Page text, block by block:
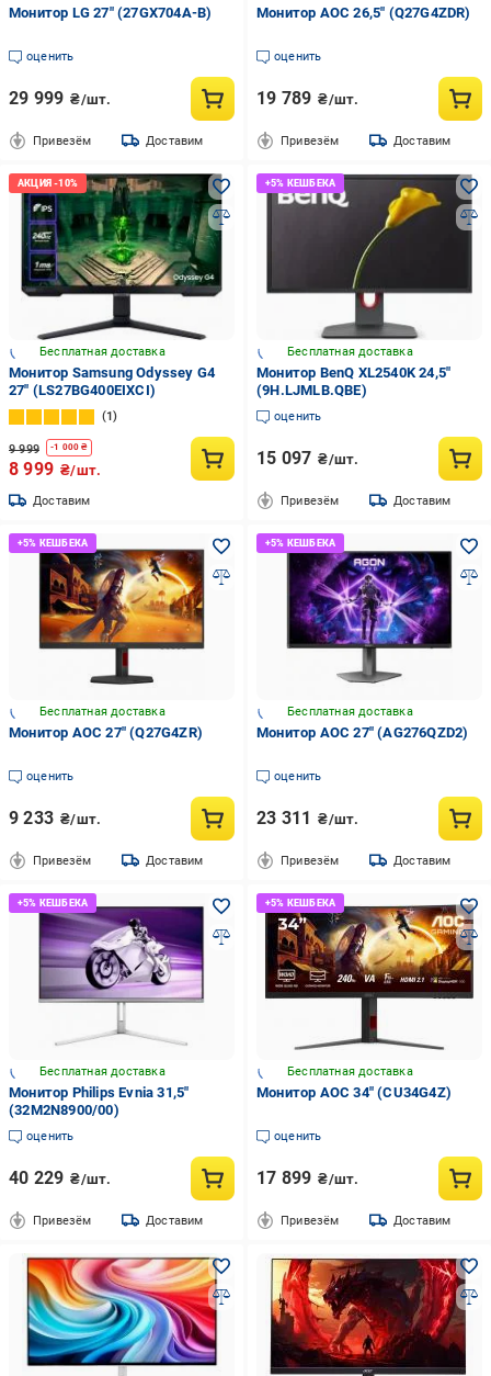
Монитор LG 27" (27GX704A-B)
оценить
29 999 ₴/шт.
Привезём Доставим
Монитор AOC 26,5" (Q27G4ZDR)
оценить
19 789 ₴/шт.
Привезём Доставим
Бесплатная доставка
Монитор Samsung Odyssey G4
27" (LS27BG400EIXCI)
1
9 999 -1 000 ₴
8 999 ₴/шт.
Доставим
Бесплатная доставка
Монитор BenQ XL2540K 24,5"
(9H.LJMLB.QBE)
оценить
15 097 ₴/шт.
Привезём Доставим
Бесплатная доставка
Монитор AOC 27" (Q27G4ZR)
оценить
9 233 ₴/шт.
Привезём Доставим
Бесплатная доставка
Монитор AOC 27" (AG276QZD2)
оценить
23 311 ₴/шт.
Привезём Доставим
Бесплатная доставка
Монитор Philips Evnia 31,5"
(32M2N8900/00)
оценить
40 229 ₴/шт.
Привезём Доставим
Бесплатная доставка
Монитор AOC 34" (CU34G4Z)
оценить
17 899 ₴/шт.
Привезём Доставим